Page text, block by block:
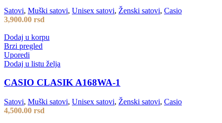
Satovi, Muški satovi, Unisex satovi, Ženski satovi, Casio
3,900.00 rsd
Dodaj u korpu
Brzi pregled
Uporedi
Dodaj u listu želja
CASIO CLASIK A168WA-1
Satovi, Muški satovi, Unisex satovi, Ženski satovi, Casio
4,500.00 rsd